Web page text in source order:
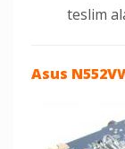
teslim
Asus